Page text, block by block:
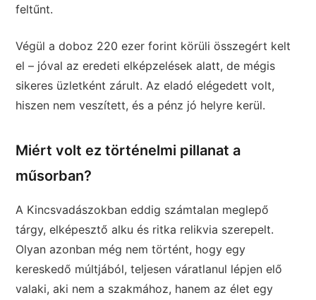
feltűnt.
Végül a doboz 220 ezer forint körüli összegért kelt
el – jóval az eredeti elképzelések alatt, de mégis
sikeres üzletként zárult. Az eladó elégedett volt,
hiszen nem veszített, és a pénz jó helyre kerül.
Miért volt ez történelmi pillanat a
műsorban?
A Kincsvadászokban eddig számtalan meglepő
tárgy, elképesztő alku és ritka relikvia szerepelt.
Olyan azonban még nem történt, hogy egy
kereskedő múltjából, teljesen váratlanul lépjen elő
valaki, aki nem a szakmához, hanem az élet egy